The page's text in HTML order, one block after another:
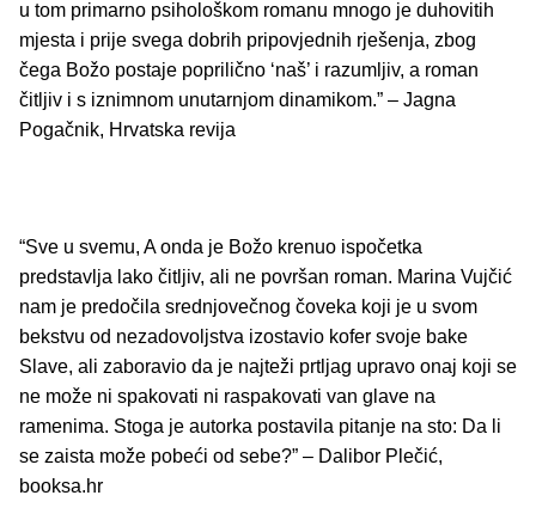
u tom primarno psihološkom romanu mnogo je duhovitih
mjesta i prije svega dobrih pripovjednih rješenja, zbog
čega Božo postaje poprilično ‘naš’ i razumljiv, a roman
čitljiv i s iznimnom unutarnjom dinamikom.” – Jagna
Pogačnik, Hrvatska revija
“Sve u svemu, A onda je Božo krenuo ispočetka
predstavlja lako čitljiv, ali ne površan roman. Marina Vujčić
nam je predočila srednjovečnog čoveka koji je u svom
bekstvu od nezadovoljstva izostavio kofer svoje bake
Slave, ali zaboravio da je najteži prtljag upravo onaj koji se
ne može ni spakovati ni raspakovati van glave na
ramenima. Stoga je autorka postavila pitanje na sto: Da li
se zaista može pobeći od sebe?” – Dalibor Plečić,
booksa.hr